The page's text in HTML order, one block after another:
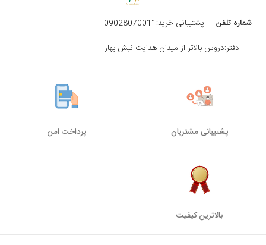
شماره تلفن
پشتیبانی خرید:09028070011
دفتر:دروس بالاتر از میدان هدایت نبش بهار
پشتیبانی مشتریان پرداخت امن
بالاترین کیفیت